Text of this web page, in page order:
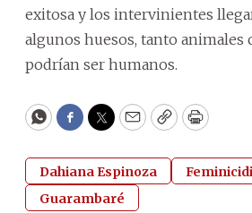
exitosa y los intervinientes
algunos huesos, tanto animales
podrían ser humanos.
WhatsApp
Facebook
Twitter
EmailCopyPrint
Dahiana Espinoza
Guarambaré